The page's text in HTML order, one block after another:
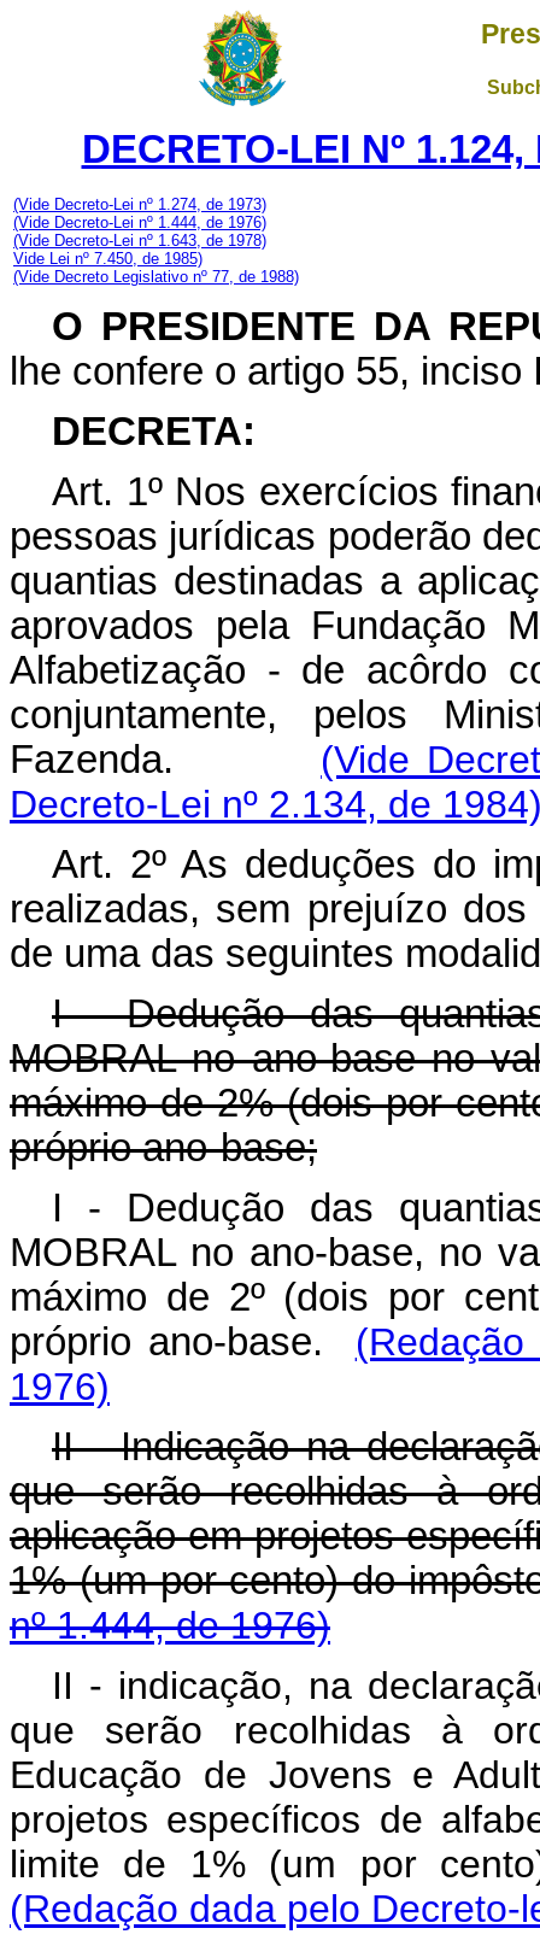
DECRETO-LEI Nº
(Vide Decreto-Lei nº 1.274, de 1973)
(Vide Decreto-Lei nº 1.444, de 1976)
(Vide Decreto-Lei nº 1.643, de 1978)
Vide Lei nº 7.450, de 1985)
(Vide Decreto Legislativo nº 77, de 1988)
O PRESIDENTE DA
lhe confere o artigo 55,
DECRETA:
Art. 1º Nos exercícios
pessoas jurídicas poderão
quantias destinadas a
aprovados pela Fundação
Alfabetização - de acôrdo
conjuntamente, pelos
Fazenda.
(Vide
Decreto-Lei nº 2.134, de
Art. 2º As deduções do
realizadas, sem prejuízo
de uma das seguintes
I - Dedução das
MOBRAL no ano-base no
máximo de 2% (dois por
próprio ano-base;
I - Dedução das
MOBRAL no ano-base, no
máximo de 2º (dois por
próprio ano-base.
1976)
II - Indicação na
que serão recolhidas à
aplicação em projetos
1% (um por cento) do
nº 1.444, de 1976)
II - indicação, na
que serão recolhidas à
Educação de Jovens e
projetos específicos de
limite de 1% (um por
(Redação dada pelo Decreto-